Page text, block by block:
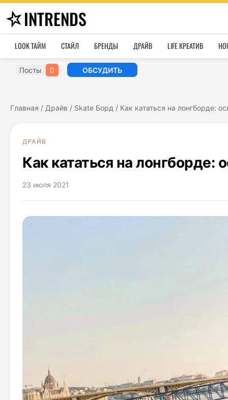
INTRENDS
LOOK ТАЙМ СТАЙЛ БРЕНДЫ ДРАЙВ LIFE КРЕАТИВ
Посты 0 ОБСУДИТЬ
Главная / Драйв / Skate Борд / Как кататься на лонгборде:
ДРАЙВ
Как кататься на
23 июля 2021